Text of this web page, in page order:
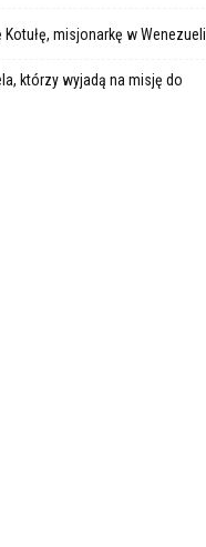
misjonarkę w Wenezueli
którzy wyjadą na misję do